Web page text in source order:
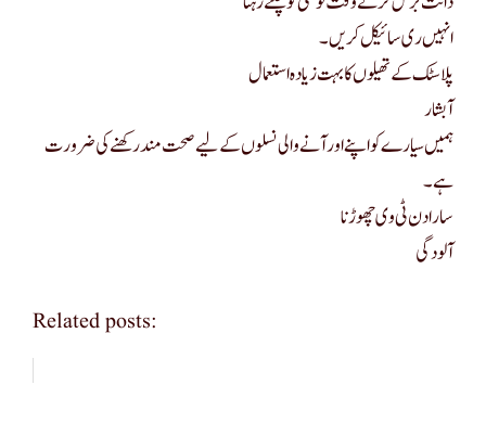
انہیں ری سائیکل کریں۔
پلاسٹک کے تھیلوں کا بہت زیادہ استعمال
آبشار
ہمیں سیارے کو اپنے اور آنے والی نسلوں کے لیے صحت مند رکھنے کی ضرورت
ہے۔
سارا دن ٹی وی چھوڑنا
آلودگی
Related posts: